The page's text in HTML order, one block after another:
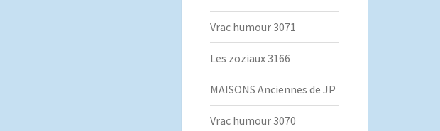
Vrac humour 3071
Les zoziaux 3166
MAISONS Anciennes de JP
Vrac humour 3070